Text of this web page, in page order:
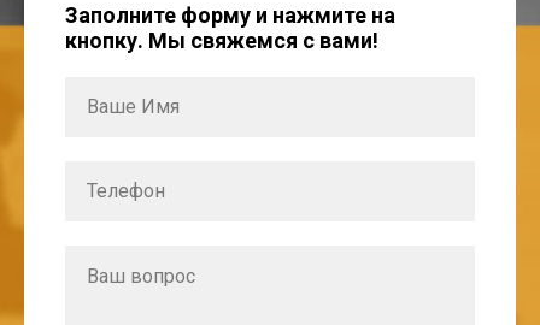
Заполните форму и нажмите на
кнопку. Мы свяжемся с вами!